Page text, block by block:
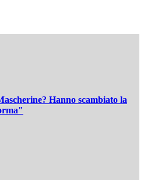
Hanno scambiato la